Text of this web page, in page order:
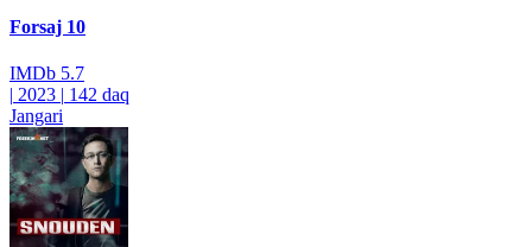
Forsaj 10
IMDb 5.7
| 2023 | 142 daq
Jangari